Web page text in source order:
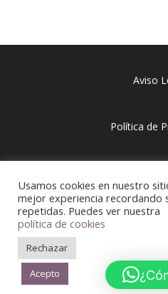
Aviso
Política de
DISEÑO DE
Usamos cookies en nuestro
mejor experiencia recordando
repetidas. Puedes ver nuestra
política de cookies
Rechazar
Acepto